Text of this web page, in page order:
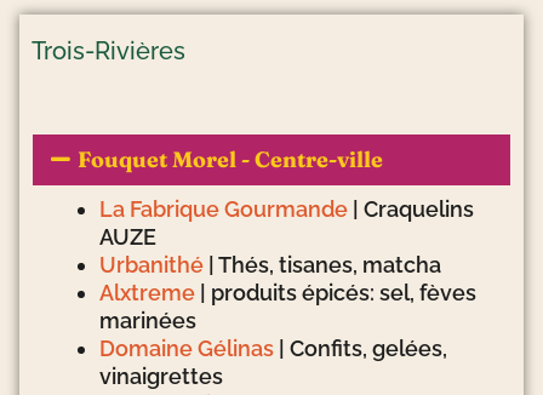
Trois-Rivières
Fouquet Morel - Centre-ville
La Fabrique Gourmande | Craquelins
AUZE
Urbanithé | Thés, tisanes, matcha
Alxtreme
| produits épicés: sel, fèves
marinées
Domaine Gélinas | Confits, gelées,
vinaigrettes